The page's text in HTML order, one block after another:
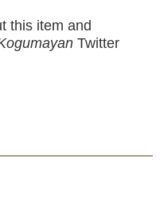
this item and
Twitter